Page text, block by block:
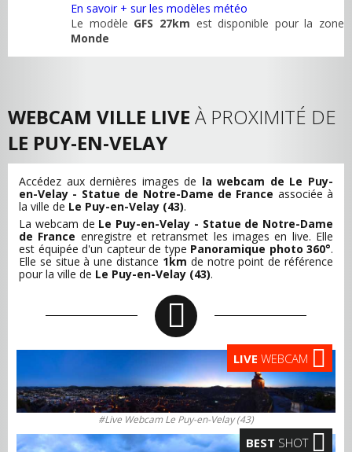
En savoir + sur les modèles météo
Le modèle GFS 27km est disponible pour la zone
Monde
WEBCAM VILLE LIVE À PROXIMITÉ DE
LE PUY-EN-VELAY
Accédez aux dernières images de la webcam de Le Puy-
en-Velay - Statue de Notre-Dame de France associée à
la ville de Le Puy-en-Velay (43).
La webcam de Le Puy-en-Velay - Statue de Notre-Dame
de France enregistre et retransmet les images en live. Elle
est équipée d'un capteur de type Panoramique photo 360°.
Elle se situe à une distance 1km de notre point de référence
pour la ville de Le Puy-en-Velay (43).
LIVE WEBCAM
#Live Webcam Le Puy-en-Velay (43)
BEST SHOT